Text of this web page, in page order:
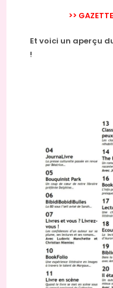
>>
Et voici un aperçu
!